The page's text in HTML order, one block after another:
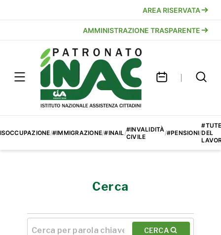
AREA RISERVATA
AMMINISTRAZIONE TRASPARENTE
/#IMMIGRAZIONE/#INAIL/#INVALIDITÀ
CIVILE
/#PENSIONI/DEL
Cerca
CERCA